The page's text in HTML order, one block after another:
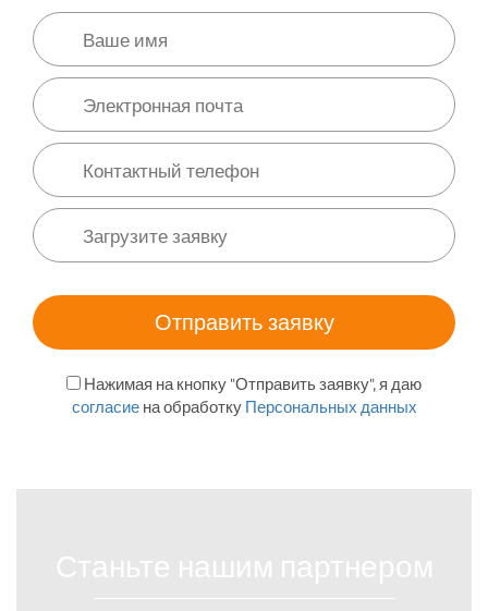
Нажимая на кнопку "Отправить заявку", я даю
согласиена обработку Персональных данных